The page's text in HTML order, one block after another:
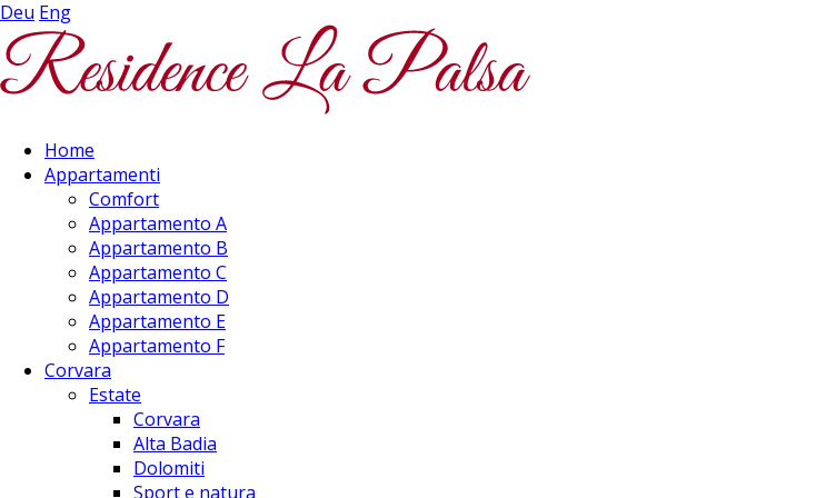
Deu Eng
Home
Appartamenti
Comfort
Appartamento A
Appartamento B
Appartamento C
Appartamento D
Appartamento E
Appartamento F
Corvara
Estate
Corvara
Alta Badia
Dolomiti
Sport e natura